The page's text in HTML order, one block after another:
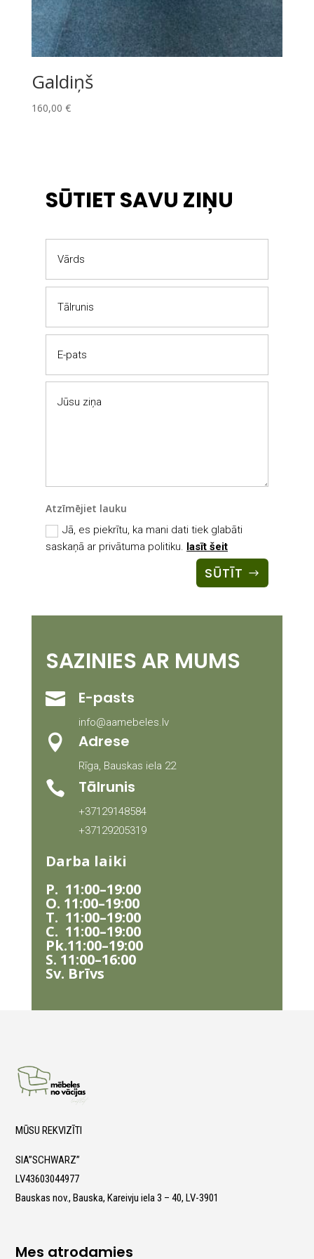
Galdiņš
160,00 €
SŪTIET SAVU ZIŅU
Atzīmējiet lauku
Jā, es piekrītu, ka mani dati tiek glabāti
saskaņā ar privātuma politiku. lasīt šeit
SŪTĪT
SAZINIES AR MUMS
 E-pasts
info@aamebeles.lv
 Adrese
Rīga, Bauskas iela 22
 Tālrunis
+37129148584
+37129205319
Darba laiki
P. 11:00–19:00
O. 11:00–19:00
T. 11:00–19:00
C. 11:00–19:00
Pk.11:00–19:00
S. 11:00–16:00
Sv. Brīvs
MŪSU REKVIZĪTI
SIA”SCHWARZ”
LV43603044977
Bauskas nov., Bauska, Kareivju iela 3 – 40, LV-3901
Mes atrodamies